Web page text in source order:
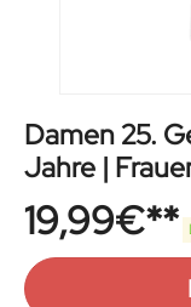
Damen 25.
Jahre |
19,99€